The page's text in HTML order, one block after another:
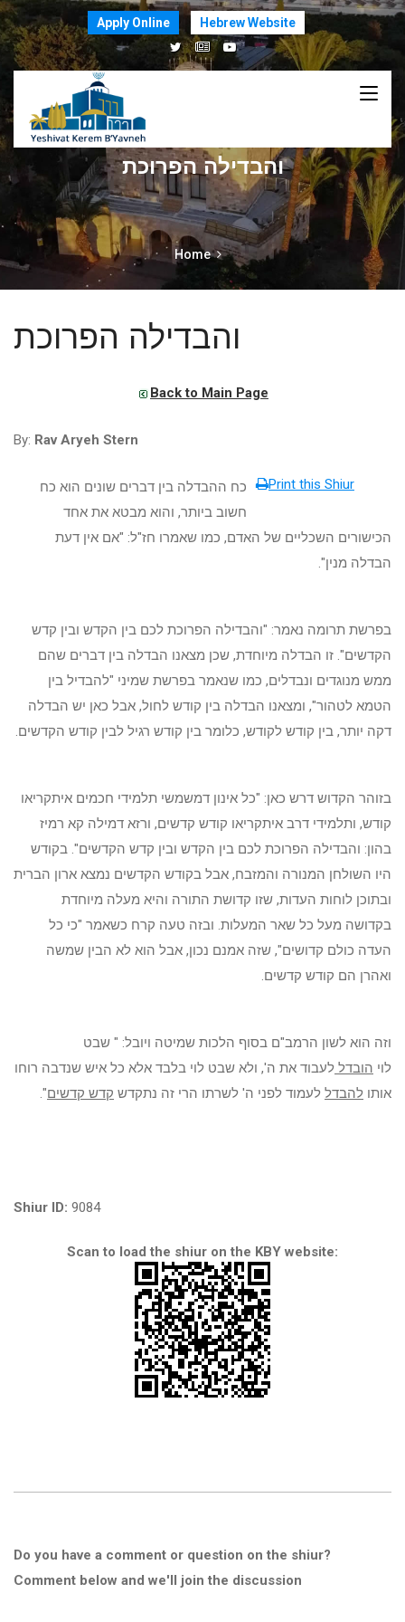
Apply Online Hebrew Website
והבדילה הפרוכת
Home
והבדילה הפרוכת
Back to Main Page
By: Rav Aryeh Stern
Print this Shiur
כח ההבדלה בין דברים שונים הוא כח
חשוב ביותר, והוא מבטא את אחד
הכישורים השכליים של האדם, כמו שאמרו חז"ל: "אם אין דעת
הבדלה מנין".
בפרשת תרומה נאמר: "והבדילה הפרוכת לכם בין הקדש ובין קדש
הקדשים". זו הבדלה מיוחדת, שכן מצאנו הבדלה בין דברים שהם
ממש מנוגדים ונבדלים, כמו שנאמר בפרשת שמיני "להבדיל בין
הטמא לטהור", ומצאנו הבדלה בין קודש לחול, אבל כאן יש הבדלה
דקה יותר, בין קודש לקודש, כלומר בין קודש רגיל לבין קודש הקדשים.
בזוהר הקדוש דרש כאן: "כל אינון דמשמשי תלמידי חכמים איתקריאו
קודש, ותלמידי דרב איתקריאו קודש קדשים, ורזא דמילה קא רמיז
בהון: והבדילה הפרוכת לכם בין הקדש ובין קדש הקדשים". בקודש
היו השולחן המנורה והמזבח, אבל בקודש הקדשים נמצא ארון הברית
ובתוכן לוחות העדות, שזו קדושת התורה והיא מעלה מיוחדת
בקדושה מעל כל שאר המעלות. ובזה טעה קרח כשאמר "כי כל
העדה כולם קדושים", שזה אמנם נכון, אבל הוא לא הבין שמשה
ואהרן הם קודש קדשים.
וזה הוא לשון הרמב"ם בסוף הלכות שמיטה ויובל: " שבט
לוי הובדל לעבוד את ה', ולא שבט לוי בלבד אלא כל איש שנדבה רוחו
אותו להבדל לעמוד לפני ה' לשרתו הרי זה נתקדש קדש קדשים".
Shiur ID: 9084
Scan to load the shiur on the KBY website:
Do you have a comment or question on the shiur?
Comment below and we'll join the discussion